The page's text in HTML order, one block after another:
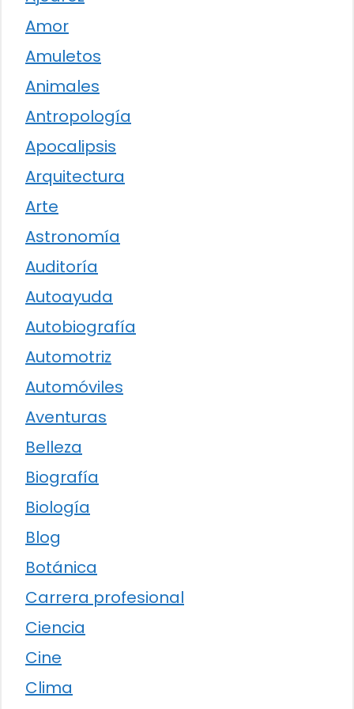
Amor
Amuletos
Animales
Antropología
Apocalipsis
Arquitectura
Arte
Astronomía
Auditoría
Autoayuda
Autobiografía
Automotriz
Automóviles
Aventuras
Belleza
Biografía
Biología
Blog
Botánica
Carrera profesional
Ciencia
Cine
Clima